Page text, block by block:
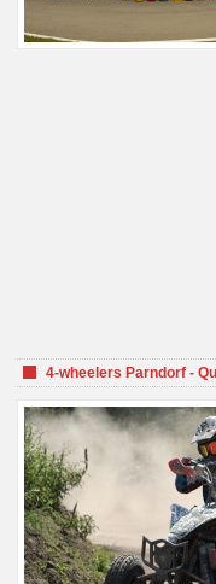
4-wheelers Parndorf -